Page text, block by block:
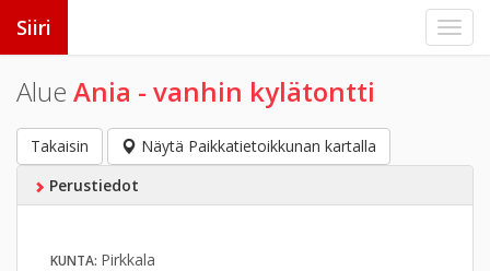
Siiri
Alue Ania - vanhin kylätontti
Takaisin
Näytä Paikkatietoikkunan kartalla
Perustiedot
KUNTA: Pirkkala